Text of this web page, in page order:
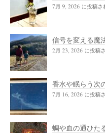
7月 9, 2026 に投稿さ
信号を変える魔
2月 23, 2026 に投稿
香水や眠らう次
7月 16, 2026 に投稿
蜩や血の通ひた